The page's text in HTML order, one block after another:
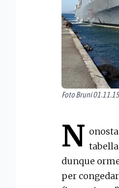
Foto Bruni
N
dunque
per